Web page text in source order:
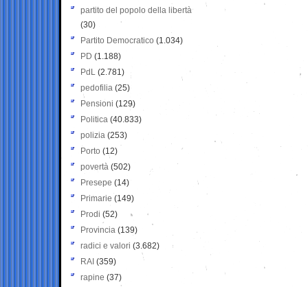
partito del popolo della libertà
(30)
Partito Democratico (1.034)
PD (1.188)
PdL (2.781)
pedofilia (25)
Pensioni (129)
Politica (40.833)
polizia (253)
Porto (12)
povertà (502)
Presepe (14)
Primarie (149)
Prodi (52)
Provincia (139)
radici e valori (3.682)
RAI (359)
rapine (37)